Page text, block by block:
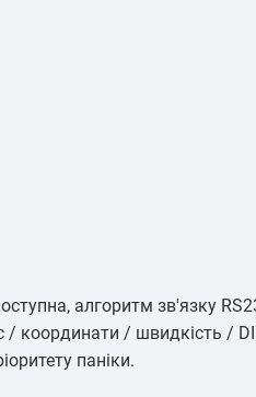
алгоритм зв'язку
/ координати / швидкість /
паніки.